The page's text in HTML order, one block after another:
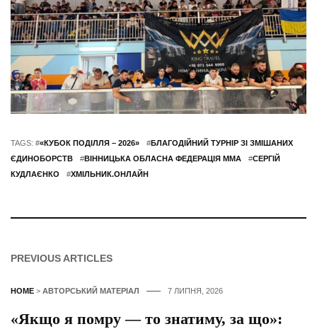
TAGS: #«КУБОК ПОДІЛЛЯ – 2026» #БЛАГОДІЙНИЙ ТУРНІР ЗІ ЗМІШАНИХ
ЄДИНОБОРСТВ
#ВІННИЦЬКА ОБЛАСНА ФЕДЕРАЦІЯ ММА #СЕРГІЙ
КУДЛАЄНКО
#ХМІЛЬНИК.ОНЛАЙН
PREVIOUS ARTICLES
HOME > АВТОРСЬКИЙ МАТЕРІАЛ 7 ЛИПНЯ, 2026
«Якщо я помру — то знатиму, за що»: